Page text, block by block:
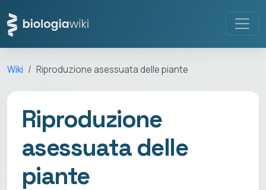
Wiki Riproduzione asessuata delle piante
Riproduzione
asessuata delle
piante